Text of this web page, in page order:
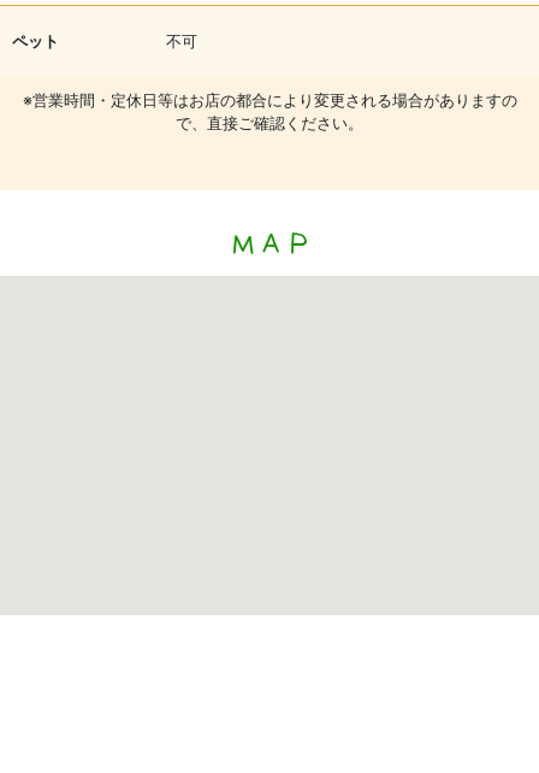
ペット 不可
※営業時間・定休日等はお店の都合により変更される場合がありますの
で、直接ご確認ください。